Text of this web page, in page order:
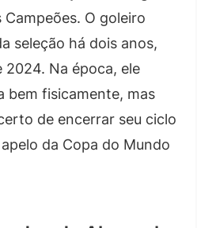
O goleiro
seleção há dois anos,
2024. Na época, ele
bem fisicamente, mas
de encerrar seu ciclo
da Copa do Mundo